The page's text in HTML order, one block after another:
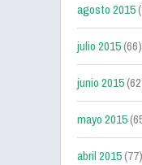
agosto 2015
julio 2015(66)
junio 2015
mayo 2015
abril 2015(77)